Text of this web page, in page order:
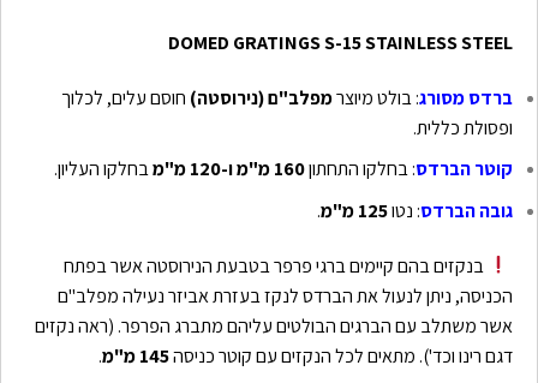
DOMED GRATINGS S-15 STAINLESS STEEL
ברדס מסורג: בולט מיוצרמפלב"ם (נירוסטה) חוסם עלים, לכלוך
ופסולת כללית.
קוטר הברדס: בחלקו התחתון160 מ"מ ו-120 מ"מ
בחלקו העליון.
גובה הברדס: נטו125 מ"מ .
בנקזים בהם קיימים ברגי פרפר בטבעת הנירוסטה אשר בפתח
הכניסה, ניתן לנעול את הברדס לנקז בעזרת אביזר נעילה מפלב"ם
אשר משתלב עם הברגים הבולטים עליהם מתברג הפרפר. (ראה נקזים
דגם רינו וכד'). מתאים לכל הנקזים עם קוטר כניסה145 מ"מ .